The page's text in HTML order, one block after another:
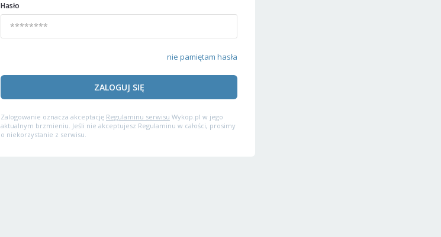
Hasło
nie pamiętam hasła
ZALOGUJ SIĘ
Zalogowanie oznacza akceptację Regulaminu serwisu Wykop.pl w jego
aktualnym brzmieniu. Jeśli nie akceptujesz Regulaminu w całości, prosimy
o niekorzystanie z serwisu.